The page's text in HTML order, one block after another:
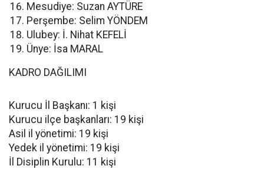
Mesudiye: Suzan AYTÜRE
Perşembe: Selim YÖNDEM
Ulubey: İ. Nihat KEFELİ
Ünye: İsa MARAL
KADRO DAĞILIMI
Kurucu İl Başkanı: 1 kişi
Kurucu ilçe başkanları: 19 kişi
Asil il yönetimi: 19 kişi
Yedek il yönetimi: 19 kişi
İl Disiplin Kurulu: 11 kişi